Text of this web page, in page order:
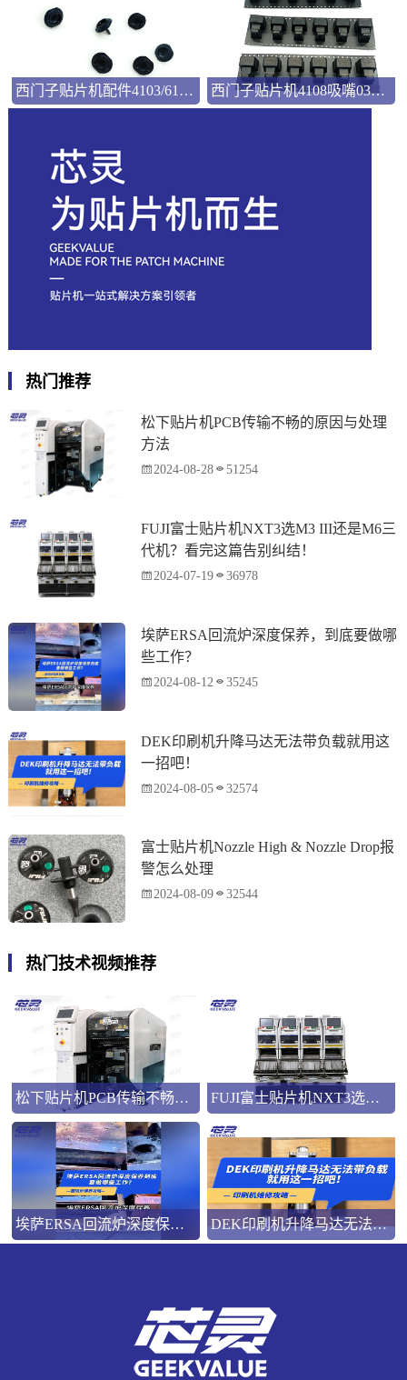
西门子贴片机配件4103/6103吸嘴03101981 西门子贴片机4108吸嘴03103544
热门推荐
松下贴片机PCB传输不畅的原因与处理
方法
2024-08-28 51254
FUJI富士贴片机NXT3选M3 III还是M6三
代机？看完这篇告别纠结！
2024-07-19 36978
埃萨ERSA回流炉深度保养，到底要做哪
些工作？
2024-08-12 35245
DEK印刷机升降马达无法带负载就用这
一招吧！
2024-08-05 32574
富士贴片机Nozzle High & Nozzle Drop报
警怎么处理
2024-08-09 32544
热门技术视频推荐
松下贴片机PCB传输不畅的原因与处理方法 FUJI富士贴片机NXT3选M3 III还是M6三代机？看完这篇告别纠结！
埃萨ERSA回流炉深度保养，到底要做哪些工作？ DEK印刷机升降马达无法带负载就用这一招吧！